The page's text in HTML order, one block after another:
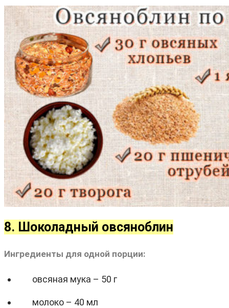
8. Шоколадный овсяноблин
Ингредиенты для одной порции:
овсяная мука – 50 г
молоко – 40 мл